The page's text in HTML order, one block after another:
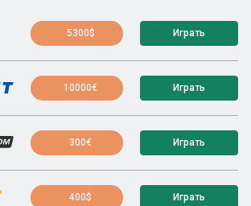
5300$ Играть
10000€ Играть
300€ Играть
400$ Играть